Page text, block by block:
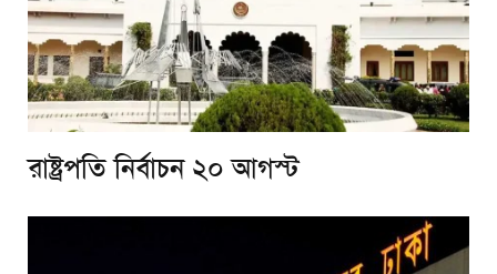
রাষ্ট্রপতি নির্বাচন ২০ আগস্ট